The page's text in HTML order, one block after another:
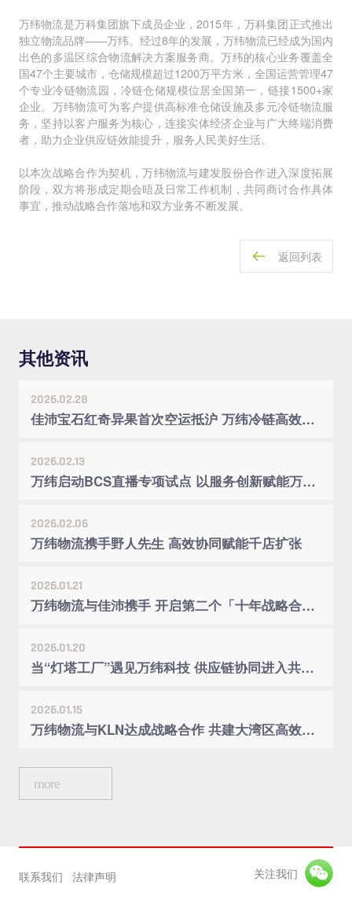
万纬物流是万科集团旗下成员企业，2015年，万科集团正式推出
独立物流品牌——万纬。经过8年的发展，万纬物流已经成为国内
出色的多温区综合物流解决方案服务商。万纬的核心业务覆盖全
国47个主要城市，仓储规模超过1200万平方米，全国运营管理47
个专业冷链物流园，冷链仓储规模位居全国第一，链接1500+家
企业。万纬物流可为客户提供高标准仓储设施及多元冷链物流服
务，坚持以客户服务为核心，连接实体经济企业与广大终端消费
者，助力企业供应链效能提升，服务人民美好生活。
以本次战略合作为契机，万纬物流与建发股份合作进入深度拓展
阶段，双方将形成定期会晤及日常工作机制，共同商讨合作具体
事宜，推动战略合作落地和双方业务不断发展。
返回列表
其他资讯
2026.02.28
佳沛宝石红奇异果首次空运抵沪 万纬冷链高效接驳入库
2026.02.13
万纬启动BCS直播专项试点 以服务创新赋能万家配升级
2026.02.06
万纬物流携手野人先生 高效协同赋能千店扩张
2026.01.21
万纬物流与佳沛携手 开启第二个「十年战略合作」
2026.01.20
当“灯塔工厂”遇见万纬科技 供应链协同进入共创时代
2026.01.15
万纬物流与KLN达成战略合作 共建大湾区高效供应链体系
more
联系我们 法律声明 关注我们